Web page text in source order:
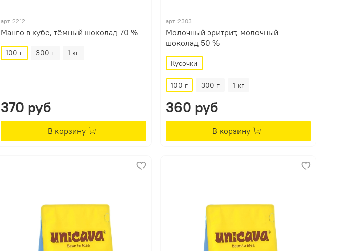
арт.2212
Манго в кубе, тёмный шоколад 70 %
100 г 300 г 1 кг
370 руб
В корзину
арт. 2303
Молочный эритрит, молочный
шоколад 50 %
Кусочки
100 г 300 г 1 кг
360 руб
В корзину